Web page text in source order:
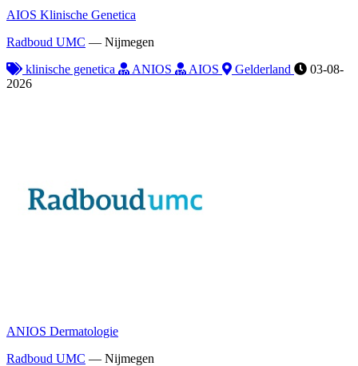
AIOS Klinische Genetica
Radboud UMC — Nijmegen
klinische genetica
ANIOS AIOS Gelderland
03-08-
2026
ANIOS Dermatologie
Radboud UMC — Nijmegen